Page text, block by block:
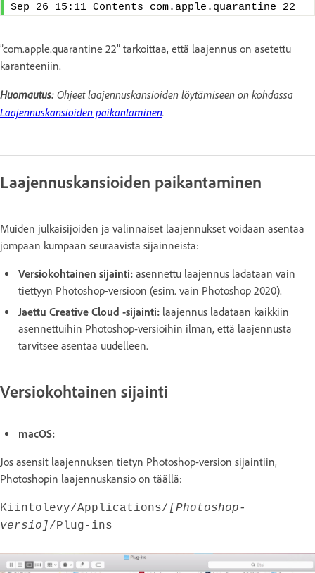
Sep 26 15:11 Contents com.apple.quarantine 22
”com.apple.quarantine 22” tarkoittaa, että laajennus on asetettu
karanteeniin.
Huomautus: Ohjeet laajennuskansioiden löytämiseen on kohdassa
Laajennuskansioiden paikantaminen.
Laajennuskansioiden paikantaminen
Muiden julkaisijoiden ja valinnaiset laajennukset voidaan asentaa
jompaan kumpaan seuraavista sijainneista:
Versiokohtainen sijainti: asennettu laajennus ladataan vain
tiettyyn Photoshop-versioon (esim. vain Photoshop 2020).
Jaettu Creative Cloud -sijainti: laajennus ladataan kaikkiin
asennettuihin Photoshop-versioihin ilman, että laajennusta
tarvitsee asentaa uudelleen.
Versiokohtainen sijainti
macOS:
Jos asensit laajennuksen tietyn Photoshop-version sijaintiin,
Photoshopin laajennuskansio on täällä:
Kiintolevy/Applications/ [Photoshop-
versio]/Plug-ins